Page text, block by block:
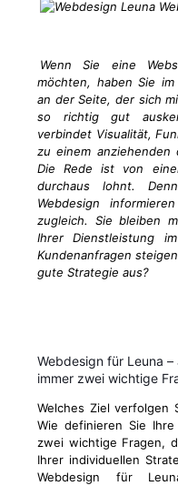
Wenn Sie eine
möchten, haben Sie
an der Seite, der sich
so richtig gut
verbindet Visualität,
zu einem anziehenden
Die Rede ist von
durchaus lohnt.
Webdesign
zugleich. Sie bleiben
Ihrer Dienstleistung
Kundenanfragen
gute Strategie aus?
Webdesign für Leuna
immer zwei wichtige
Welches Ziel verfolgen
Wie definieren Sie
zwei wichtige Fragen,
Ihrer individuellen
Webdesign für